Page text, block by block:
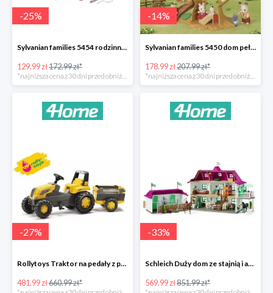
-25%
Sylvanian families 5454 rodzinny kamper -25%
129.99 zł172.99 zł*
*najniższa cena z 30 dni przed obniżką
-14%
Sylvanian families 5450 dom pełen przygód na drzewie -14%
178.99 zł207.99 zł*
*najniższa cena z 30 dni przed obniżką
-27%
Rollytoys Traktor na pedały z przyczepą Farm Rolly Junior -27%
481.99 zł660.99 zł*
-33%
Schleich Duży dom ze stajnią i akcesoriami -33%
569.99 zł851.99 zł*